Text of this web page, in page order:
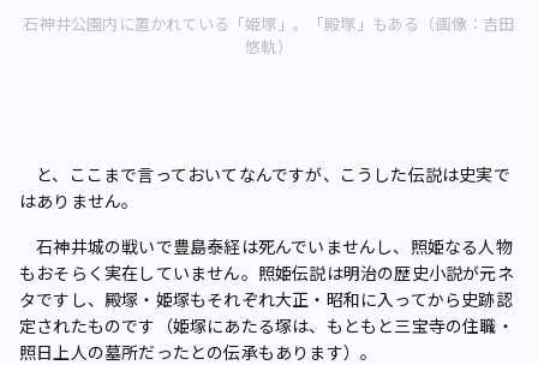
石神井公園内に置かれている「姫塚」。「殿塚」もある（画像：吉田
悠軌）
と、ここまで言っておいてなんですが、こうした伝説は史実で
はありません。
石神井城の戦いで豊島泰経は死んでいませんし、照姫なる人物
もおそらく実在していません。照姫伝説は明治の歴史小説が元ネ
タですし、殿塚・姫塚もそれぞれ大正・昭和に入ってから史跡認
定されたものです（姫塚にあたる塚は、もともと三宝寺の住職・
照日上人の墓所だったとの伝承もあります）。